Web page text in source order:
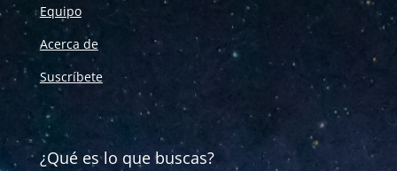
Equipo
Acerca de
Suscríbete
¿Qué es lo que buscas?